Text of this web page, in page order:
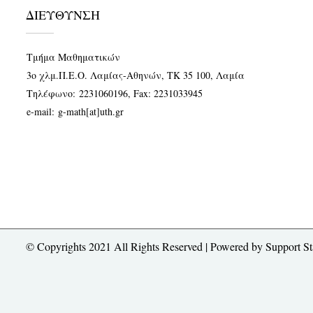
ΔΙΕΥΘΥΝΣΗ
Τμήμα Μαθηματικών
3ο χλμ.Π.Ε.Ο. Λαμίας-Αθηνών, ΤΚ 35 100, Λαμία
Τηλέφωνο: 2231060196, Fax: 2231033945
e-mail: g-math[at]uth.gr
© Copyrights 2021 All Rights Reserved | Powered bySupport